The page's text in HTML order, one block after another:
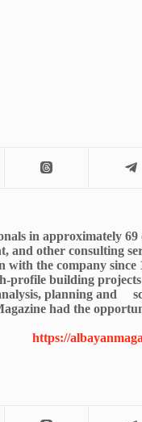
in approximately
and other consulting
with the company
profile building
planning and
had the
https://